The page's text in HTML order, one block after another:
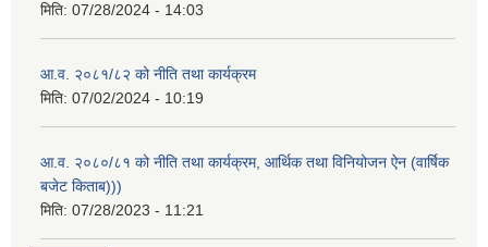
मिति: 07/28/2024 - 14:03
आ.व. २०८१/८२ को नीति तथा कार्यक्रम
मिति: 07/02/2024 - 10:19
आ.व. २०८०/८१ को नीति तथा कार्यक्रम, आर्थिक तथा विनियोजन ऐन (वार्षिक
बजेट किताब)))
मिति: 07/28/2023 - 11:21